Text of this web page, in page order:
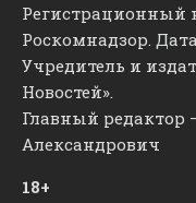
Регистрационный
Роскомнадзор. Дата
Учредитель и
Новостей».
Главный редактор
Александрович
18+